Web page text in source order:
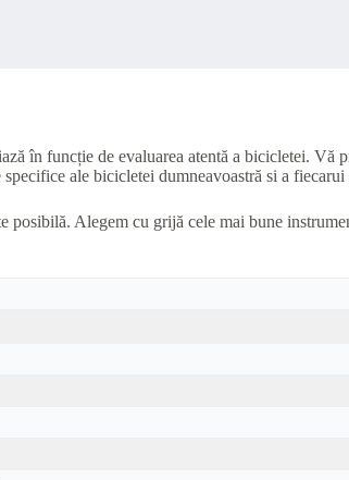
în funcție de evaluarea atentă a bicicletei. Vă
ale bicicletei dumneavoastră si a fiecarui
Alegem cu grijă cele mai bune